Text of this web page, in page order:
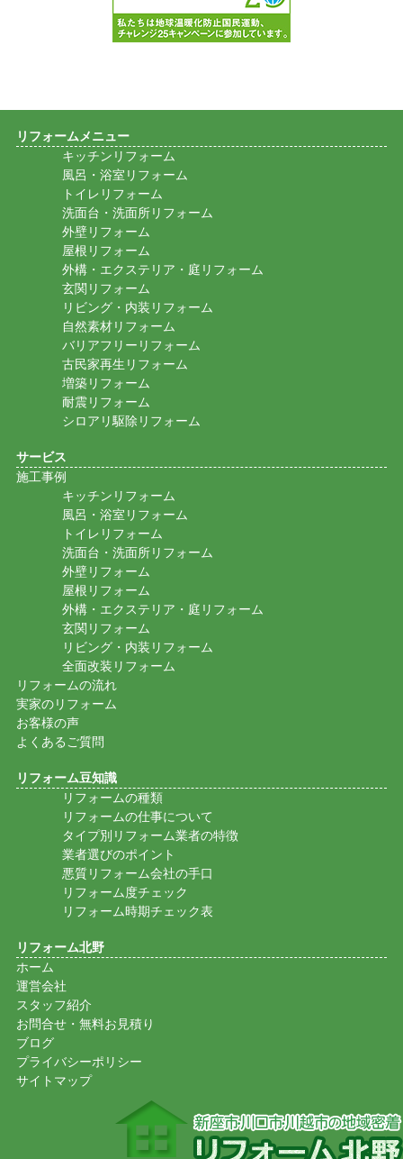
リフォームメニュー
キッチンリフォーム
風呂・浴室リフォーム
トイレリフォーム
洗面台・洗面所リフォーム
外壁リフォーム
屋根リフォーム
外構・エクステリア・庭リフォーム
玄関リフォーム
リビング・内装リフォーム
自然素材リフォーム
バリアフリーリフォーム
古民家再生リフォーム
増築リフォーム
耐震リフォーム
シロアリ駆除リフォーム
サービス
施工事例
キッチンリフォーム
風呂・浴室リフォーム
トイレリフォーム
洗面台・洗面所リフォーム
外壁リフォーム
屋根リフォーム
外構・エクステリア・庭リフォーム
玄関リフォーム
リビング・内装リフォーム
全面改装リフォーム
リフォームの流れ
実家のリフォーム
お客様の声
よくあるご質問
リフォーム豆知識
リフォームの種類
リフォームの仕事について
タイプ別リフォーム業者の特徴
業者選びのポイント
悪質リフォーム会社の手口
リフォーム度チェック
リフォーム時期チェック表
リフォーム北野
ホーム
運営会社
スタッフ紹介
お問合せ・無料お見積り
ブログ
プライバシーポリシー
サイトマップ